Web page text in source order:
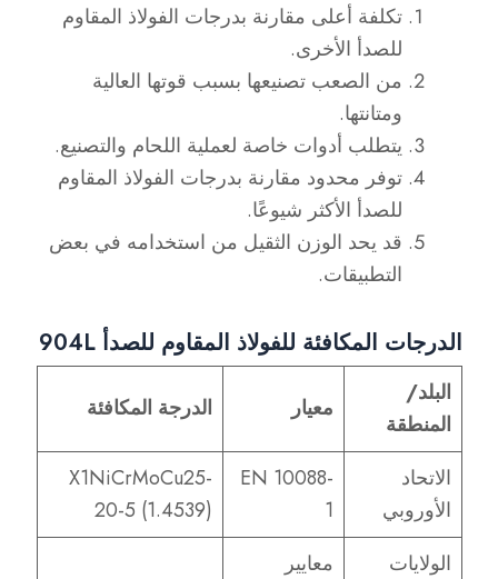
تكلفة أعلى مقارنة بدرجات الفولاذ المقاوم
للصدأ الأخرى.
من الصعب تصنيعها بسبب قوتها العالية
ومتانتها.
يتطلب أدوات خاصة لعملية اللحام والتصنيع.
توفر محدود مقارنة بدرجات الفولاذ المقاوم
للصدأ الأكثر شيوعًا.
قد يحد الوزن الثقيل من استخدامه في بعض
التطبيقات.
الدرجات المكافئة للفولاذ المقاوم للصدأ 904L
البلد/
المنطقة
معيار الدرجة المكافئة
الاتحاد
الأوروبي
EN 10088-
1
X1NiCrMoCu25-
20-5 (1.4539)
الولايات
معايير